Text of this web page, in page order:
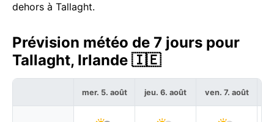
dehors à Tallaght.
Prévision météo de 7 jours pour
Tallaght, Irlande 🇮🇪
mer. 5. août jeu. 6. août ven. 7. août